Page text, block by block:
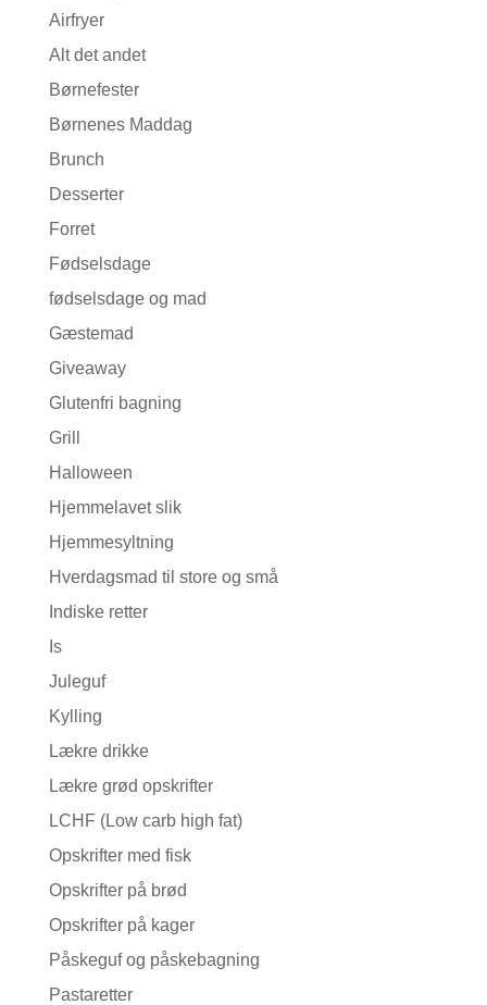
Airfryer
Alt det andet
Børnefester
Børnenes Maddag
Brunch
Desserter
Forret
Fødselsdage
fødselsdage og mad
Gæstemad
Giveaway
Glutenfri bagning
Grill
Halloween
Hjemmelavet slik
Hjemmesyltning
Hverdagsmad til store og små
Indiske retter
Is
Juleguf
Kylling
Lækre drikke
Lækre grød opskrifter
LCHF (Low carb high fat)
Opskrifter med fisk
Opskrifter på brød
Opskrifter på kager
Påskeguf og påskebagning
Pastaretter